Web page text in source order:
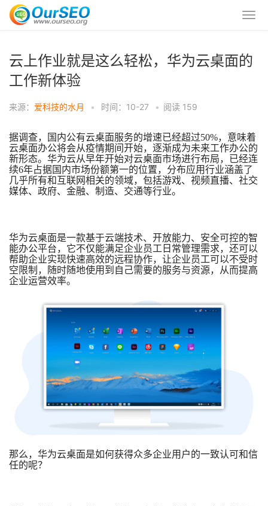
云上作业就是这么轻松，华为云桌面的
工作新体验
来源： 爱科技的水月 • 时间：10-27 • 阅读 159
据调查，国内公有云桌面服务的增速已经超过50%，意味着
云桌面办公将会从疫情期间开始，逐渐成为未来工作办公的
新形态。华为云从早年开始对云桌面市场进行布局，已经连
续6年占据国内市场份额第一的位置，分布应用行业涵盖了
几乎所有和互联网相关的领域，包括游戏、视频直播、社交
媒体、政府、金融、制造、交通等行业。
华为云桌面是一款基于云端技术、开放能力、安全可控的智
能办公平台，它不仅能满足企业员工日常管理需求，还可以
帮助企业实现快速高效的远程协作，让企业员工可以不受时
空限制，随时随地使用到自己需要的服务与资源，从而提高
企业运营效率。
那么，华为云桌面是如何获得众多企业用户的一致认可和信
任的呢？